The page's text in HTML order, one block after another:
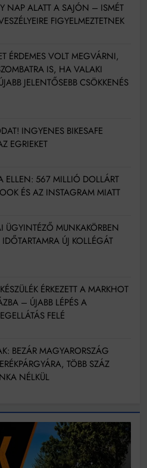
NAP ALATT A SAJÓN – ISMÉT
FIGYELMEZTETNEK
ÉRDEMES VOLT MEGVÁRNI,
IS, HA VALAKI
JELENTŐSEBB CSÖKKENÉS
INGYENES BIKESAFE
EGRIEKET
ELLEN: 567 MILLIÓ DOLLÁRT
ÉS AZ INSTAGRAM MIATT
MUNKAKÖRBEN
ÚJ KOLLÉGÁT
ÉRKEZETT A MARKHOT
– ÚJABB LÉPÉS A
FELÉ
BEZÁR MAGYARORSZÁG
TÖBB SZÁZ
NÉLKÜL